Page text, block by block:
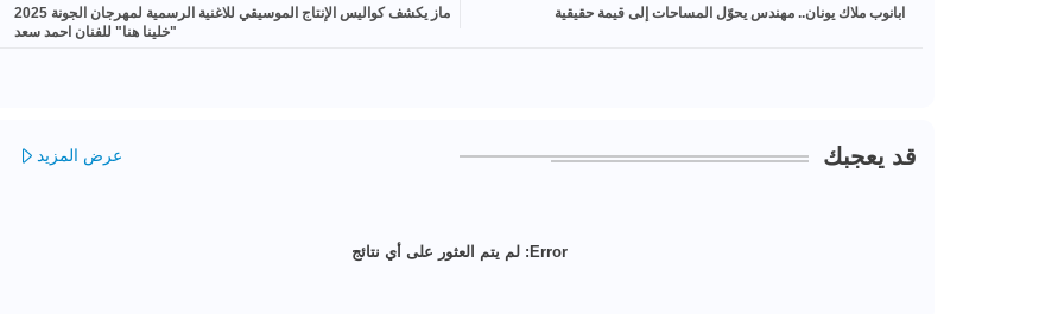
ابانوب ملاك يونان.. مهندس يحوّل المساحات إلى قيمة حقيقية
ماز يكشف كواليس الإنتاج الموسيقي للاغنية الرسمية لمهرجان الجونة 2025
"خلينا هنا" للفنان احمد سعد
قد يعجبك عرض المزيد
Error: لم يتم العثور على أي نتائج